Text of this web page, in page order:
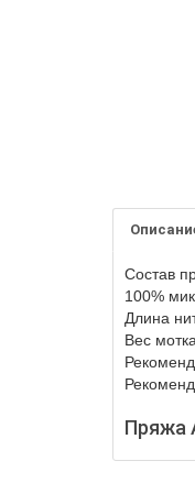
Состав
100%
Длина
Вес
Пряжа